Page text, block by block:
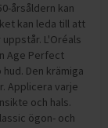
årsåldern kan
kan leda till att
L'Oréals
Age Perfect
Den krämiga
Applicera varje
och hals.
ögon- och